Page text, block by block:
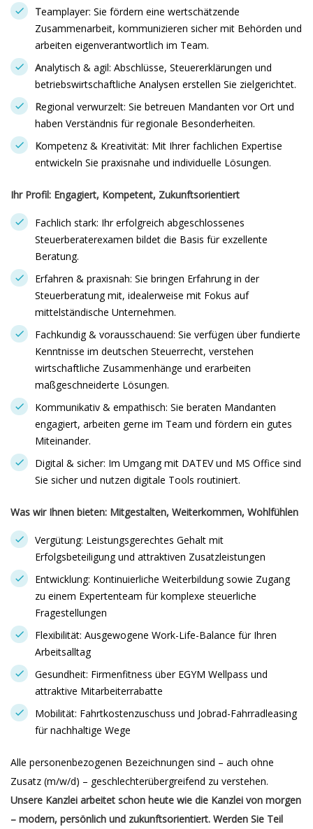
Teamplayer: Sie fördern eine wertschätzende
Zusammenarbeit, kommunizieren sicher mit Behörden und
arbeiten eigenverantwortlich im Team.
Analytisch & agil: Abschlüsse, Steuererklärungen und
betriebswirtschaftliche Analysen erstellen Sie zielgerichtet.
Regional verwurzelt: Sie betreuen Mandanten vor Ort und
haben Verständnis für regionale Besonderheiten.
Kompetenz & Kreativität: Mit Ihrer fachlichen Expertise
entwickeln Sie praxisnahe und individuelle Lösungen.
Ihr Profil: Engagiert, Kompetent, Zukunftsorientiert
Fachlich stark: Ihr erfolgreich abgeschlossenes
Steuerberaterexamen bildet die Basis für exzellente
Beratung.
Erfahren & praxisnah: Sie bringen Erfahrung in der
Steuerberatung mit, idealerweise mit Fokus auf
mittelständische Unternehmen.
Fachkundig & vorausschauend: Sie verfügen über fundierte
Kenntnisse im deutschen Steuerrecht, verstehen
wirtschaftliche Zusammenhänge und erarbeiten
maßgeschneiderte Lösungen.
Kommunikativ & empathisch: Sie beraten Mandanten
engagiert, arbeiten gerne im Team und fördern ein gutes
Miteinander.
Digital & sicher: Im Umgang mit DATEV und MS Office sind
Sie sicher und nutzen digitale Tools routiniert.
Was wir Ihnen bieten: Mitgestalten, Weiterkommen, Wohlfühlen
Vergütung: Leistungsgerechtes Gehalt mit
Erfolgsbeteiligung und attraktiven Zusatzleistungen
Entwicklung: Kontinuierliche Weiterbildung sowie Zugang
zu einem Expertenteam für komplexe steuerliche
Fragestellungen
Flexibilität: Ausgewogene Work-Life-Balance für Ihren
Arbeitsalltag
Gesundheit: Firmenfitness über EGYM Wellpass und
attraktive Mitarbeiterrabatte
Mobilität: Fahrtkostenzuschuss und Jobrad-Fahrradleasing
für nachhaltige Wege
Alle personenbezogenen Bezeichnungen sind – auch ohne
Zusatz (m/w/d) – geschlechterübergreifend zu verstehen.
Unsere Kanzlei arbeitet schon heute wie die Kanzlei von morgen
– modern, persönlich und zukunftsorientiert. Werden Sie Teil